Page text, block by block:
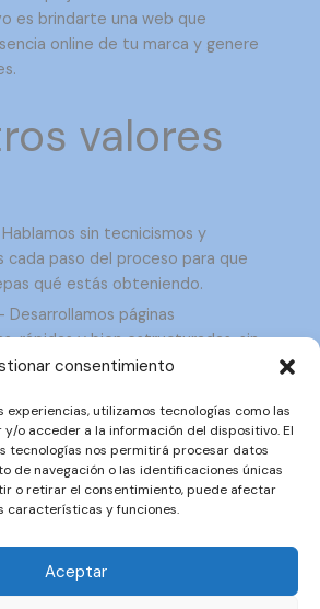
consentimiento
experiencias, utilizamos tecnologías como las
o acceder a la información del dispositivo. El
tecnologías nos permitirá procesar datos
de navegación o las identificaciones únicas
o retirar el consentimiento, puede afectar
características y funciones.
Aceptar
es brindarte una web que
online de tu marca y genere
valores
sin tecnicismos y
cada paso del proceso para que
qué estás obteniendo.
Desarrollamos páginas
rápidas y bien estructuradas, sin
acompañamos para que puedas
al máximo.
detalle – Nos ocupamos de los
funcionalidad, para que tu web